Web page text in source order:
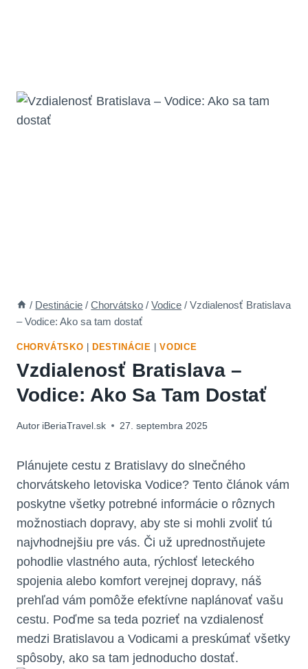
/ Destinácie / Chorvátsko / Vodice / Vzdialenosť Bratislava
– Vodice: Ako sa tam dostať
CHORVÁTSKO DESTINÁCIE |VODICE
Vzdialenosť Bratislava –
Vodice: Ako Sa Tam Dostať
Autor iBeriaTravel.sk 27. septembra 2025
Plánujete cestu z Bratislavy do slnečného
chorvátskeho letoviska Vodice? Tento článok vám
poskytne všetky potrebné informácie o rôznych
možnostiach dopravy, aby ste si mohli zvoliť tú
najvhodnejšiu pre vás. Či už uprednostňujete
pohodlie vlastného auta, rýchlosť leteckého
spojenia alebo komfort verejnej dopravy, náš
prehľad vám pomôže efektívne naplánovať vašu
cestu. Poďme sa teda pozrieť na vzdialenosť
medzi Bratislavou a Vodicami a preskúmať všetky
spôsoby, ako sa tam jednoducho dostať.